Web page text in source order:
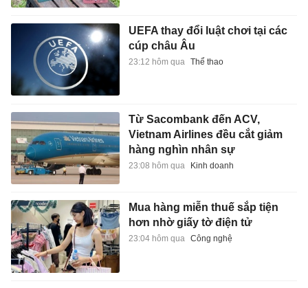
UEFA thay đổi luật chơi tại các
cúp châu Âu
23:12 hôm qua Thể thao
Từ Sacombank đến ACV,
Vietnam Airlines đều cắt giảm
hàng nghìn nhân sự
23:08 hôm qua Kinh doanh
Mua hàng miễn thuế sắp tiện
hơn nhờ giấy tờ điện tử
23:04 hôm qua Công nghệ